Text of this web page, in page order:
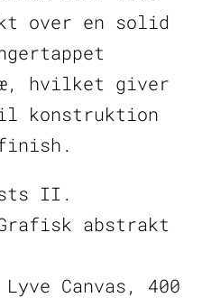
over en solid
hvilket giver
konstruktion
II.
abstrakt
Canvas, 400